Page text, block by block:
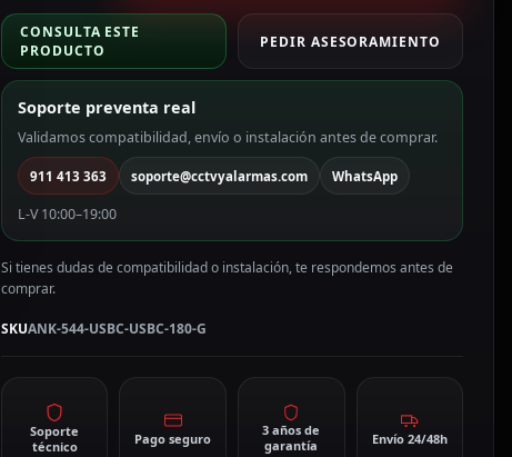
color
verde
ANK-
544-
USBC-
USBC-
180-
cantidad
CONSULTA ESTE
PRODUCTO
PEDIR ASESORAMIENTO
Soporte preventa real
Validamos compatibilidad, envío o instalación antes de comprar.
911 413 363 soporte@cctvyalarmas.com WhatsApp
L-V 10:00–19:00
Si tienes dudas de compatibilidad o instalación, te respondemos antes de
comprar.
SKUANK-544-USBC-USBC-180-G
Soporte
técnico
Pago seguro
3 años de
garantía
Envío 24/48h